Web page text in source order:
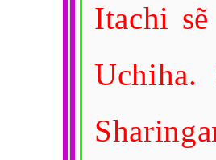
Itachi
Uchiha.